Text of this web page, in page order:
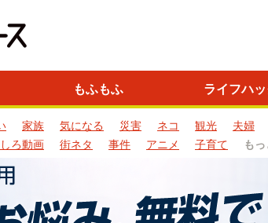
もふもふ ライフハッ
家族 気になる 災害 ネコ 観光 夫婦
ろ動画
街ネタ 事件 アニメ 子育て も